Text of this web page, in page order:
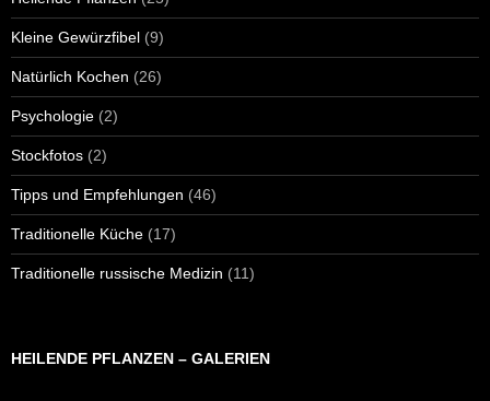
Kleine Gewürzfibel (9)
Natürlich Kochen (26)
Psychologie (2)
Stockfotos (2)
Tipps und Empfehlungen (46)
Traditionelle Küche (17)
Traditionelle russische Medizin (11)
HEILENDE PFLANZEN – GALERIEN